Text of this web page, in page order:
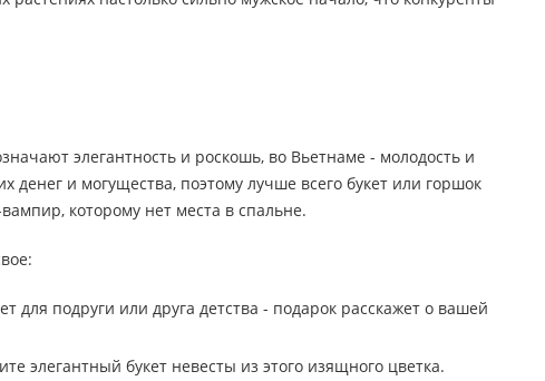
элегантность и роскошь, во Вьетнаме - молодость и
и могущества, поэтому лучше всего букет или горшок
которому нет места в спальне.
для подруги или друга детства - подарок расскажет о вашей
элегантный букет невесты из этого изящного цветка.